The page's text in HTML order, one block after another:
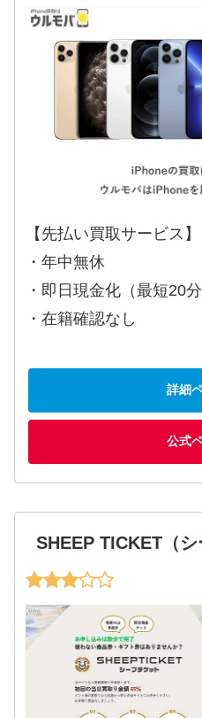
【先払い買取サービス】
・年中無休
・即日現金化（最短20分
・在籍確認なし
詳細
公式
SHEEP TICKET（シ